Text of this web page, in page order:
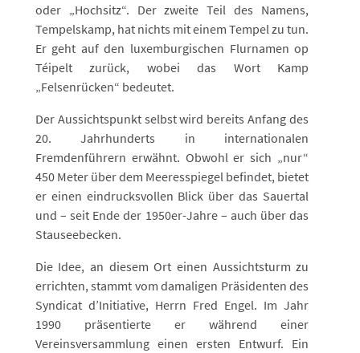
oder „Hochsitz“. Der zweite Teil des Namens,
Tempelskamp, hat nichts mit einem Tempel zu tun.
Er geht auf den luxemburgischen Flurnamen op
Téipelt zurück, wobei das Wort Kamp
„Felsenrücken“ bedeutet.
Der Aussichtspunkt selbst wird bereits Anfang des
20. Jahrhunderts in internationalen
Fremdenführern erwähnt. Obwohl er sich „nur“
450 Meter über dem Meeresspiegel befindet, bietet
er einen eindrucksvollen Blick über das Sauertal
und – seit Ende der 1950er-Jahre – auch über das
Stauseebecken.
Die Idee, an diesem Ort einen Aussichtsturm zu
errichten, stammt vom damaligen Präsidenten des
Syndicat d’Initiative, Herrn Fred Engel. Im Jahr
1990 präsentierte er während einer
Vereinsversammlung einen ersten Entwurf. Ein